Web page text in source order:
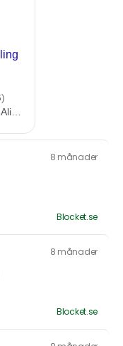
8 månader
Blocket.se
8 månader
Blocket.se